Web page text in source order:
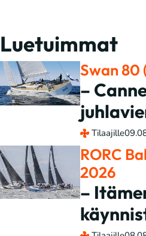
Luetuimmat
Swan 80
–
Tilaajille
RORC
2026
–